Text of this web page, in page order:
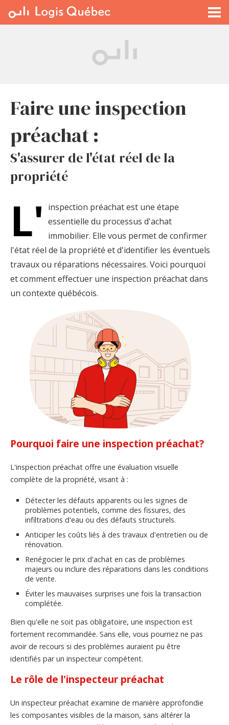
À LOUER
PLACER UNE ANNONCE
Faire une inspection
préachat :
S'assurer de l'état réel de la
propriété
L'
inspection préachat est une étape
essentielle du processus d'achat
immobilier. Elle vous permet de confirmer
l'état réel de la propriété et d'identifier les éventuels
travaux ou réparations nécessaires. Voici pourquoi
et comment effectuer une inspection préachat dans
un contexte québécois.
Pourquoi faire une inspection préachat?
L'inspection préachat offre une évaluation visuelle
complète de la propriété, visant à :
Détecter les défauts apparents ou les signes de
problèmes potentiels, comme des fissures, des
infiltrations d'eau ou des défauts structurels.
Anticiper les coûts liés à des travaux d'entretien ou de
rénovation.
Renégocier le prix d'achat en cas de problèmes
majeurs ou inclure des réparations dans les conditions
de vente.
Éviter les mauvaises surprises une fois la transaction
complétée.
Bien qu'elle ne soit pas obligatoire, une inspection est
fortement recommandée. Sans elle, vous pourriez ne pas
avoir de recours si des problèmes auraient pu être
identifiés par un inspecteur compétent.
Le rôle de l'inspecteur préachat
Un inspecteur préachat examine de manière approfondie
les composantes visibles de la maison, sans altérer la